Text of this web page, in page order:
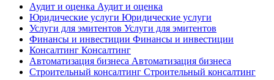
Аудит и оценка Аудит и оценка
Юридические услуги Юридические услуги
Услуги для эмитентов Услуги для эмитентов
Финансы и инвестиции Финансы и инвестиции
Консалтинг Консалтинг
Автоматизация бизнеса Автоматизация бизнеса
Строительный консалтинг Строительный консалтинг